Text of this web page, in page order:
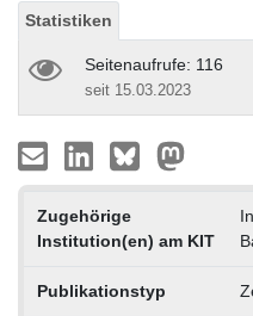
Statistiken
Seitenaufrufe: 116
seit 15.03.2023
Zugehörige
Institution(en) am KIT
Publikationstyp